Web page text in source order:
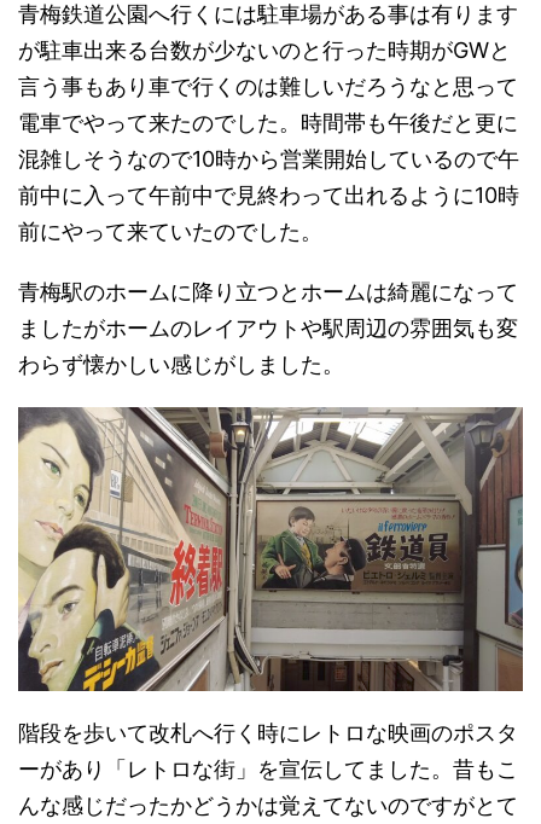
青梅鉄道公園へ行くには駐車場がある事は有ります
が駐車出来る台数が少ないのと行った時期がGWと
言う事もあり車で行くのは難しいだろうなと思って
電車でやって来たのでした。時間帯も午後だと更に
混雑しそうなので10時から営業開始しているので午
前中に入って午前中で見終わって出れるように10時
前にやって来ていたのでした。
青梅駅のホームに降り立つとホームは綺麗になって
ましたがホームのレイアウトや駅周辺の雰囲気も変
わらず懐かしい感じがしました。
階段を歩いて改札へ行く時にレトロな映画のポスタ
ーがあり「レトロな街」を宣伝してました。昔もこ
んな感じだったかどうかは覚えてないのですがとて